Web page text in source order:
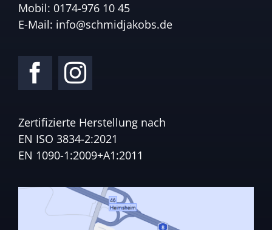
Mobil: 0174-976 10 45
E-Mail: info@schmidjakobs.de
Zertifizierte Herstellung nach
EN ISO 3834-2:2021
EN 1090-1:2009+A1:2011